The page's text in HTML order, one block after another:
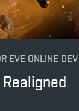
EVE ONLINE